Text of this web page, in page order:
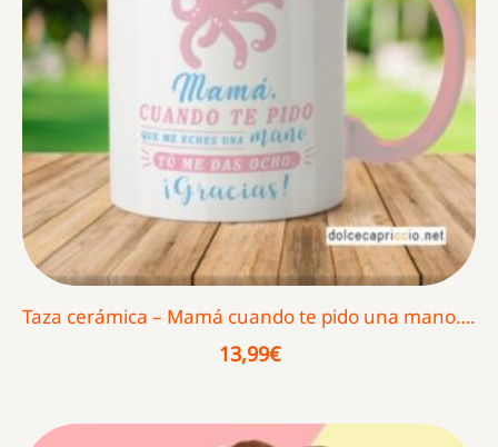
Taza cerámica – Mamá cuando te pido una mano….
13,99€